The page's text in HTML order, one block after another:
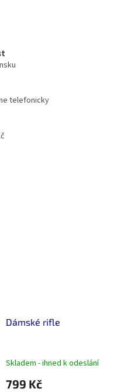
telefonicky
Dámské rifle
Skladem - ihned k odeslání
799 Kč